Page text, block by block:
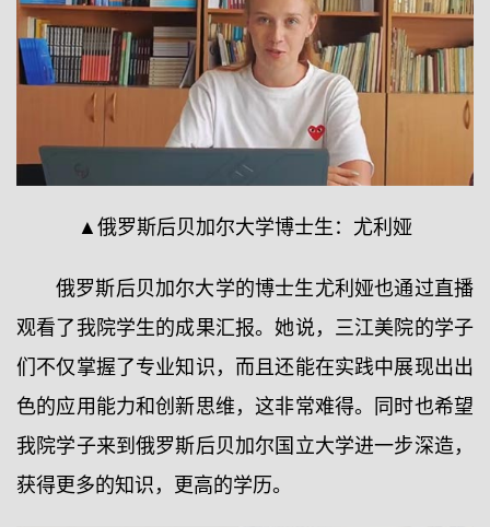
▲俄罗斯后贝加尔大学博士生：尤利娅
俄罗斯后贝加尔大学的博士生尤利娅也通过直播
观看了我院学生的成果汇报。她说，三江美院的学子
们不仅掌握了专业知识，而且还能在实践中展现出出
色的应用能力和创新思维，这非常难得。同时也希望
我院学子来到俄罗斯后贝加尔国立大学进一步深造，
获得更多的知识，更高的学历。